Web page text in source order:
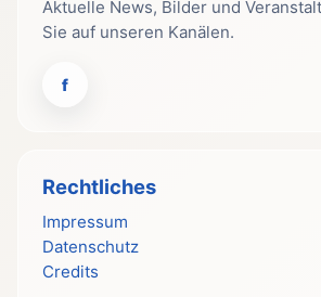
Aktuelle News, Bilder und
Sie auf unseren Kanälen.
f
Rechtliches
Impressum
Datenschutz
Credits